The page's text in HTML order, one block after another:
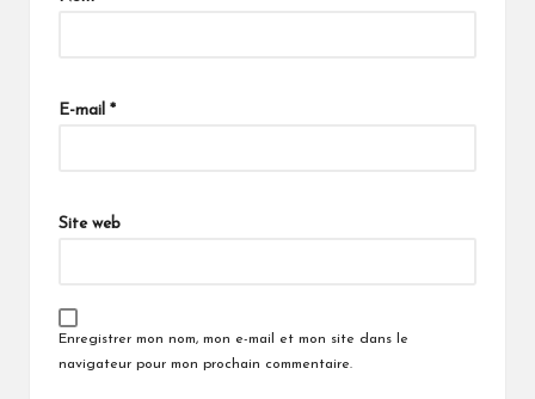
E-mail *
Site web
Enregistrer mon nom, mon e-mail et mon site dans le
navigateur pour mon prochain commentaire.
lt